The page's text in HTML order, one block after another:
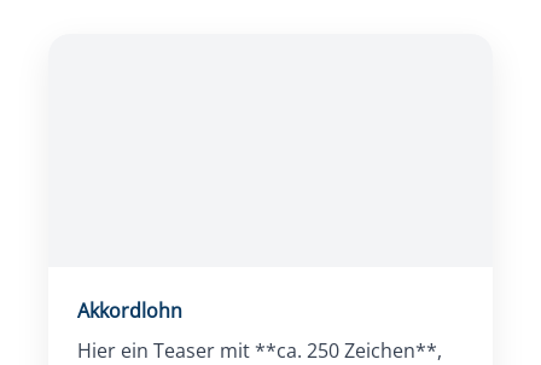
Akkordlohn
Hier ein Teaser mit **ca. 250 Zeichen**,